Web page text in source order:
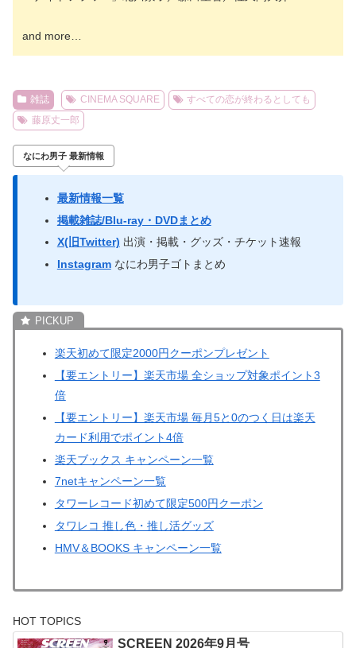
and more…
雑誌 CINEMA SQUARE
すべての恋が終わるとしても
藤原丈一郎
なにわ男子 最新情報
最新情報一覧
掲載雑誌/Blu-ray・DVDまとめ
X(旧Twitter) 出演・掲載・グッズ・チケット速報
Instagramなにわ男子ゴトまとめ
楽天初めて限定2000円クーポンプレゼント
【要エントリー】楽天市場 全ショップ対象ポイント3
倍
【要エントリー】楽天市場 毎月5と0のつく日は楽天
カード利用でポイント4倍
楽天ブックス キャンペーン一覧
7netキャンペーン一覧
タワーレコード初めて限定500円クーポン
タワレコ 推し色・推し活グッズ
HMV＆BOOKS キャンペーン一覧
HOT TOPICS
SCREEN 2026年9月号